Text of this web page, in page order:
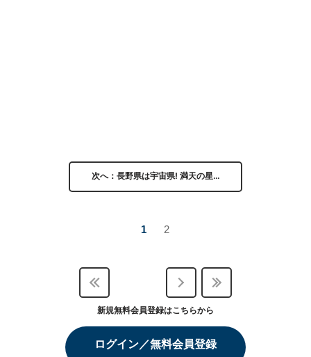
次へ：長野県は宇宙県! 満天の星…
1 2
新規無料会員登録はこちらから
ログイン／無料会員登録